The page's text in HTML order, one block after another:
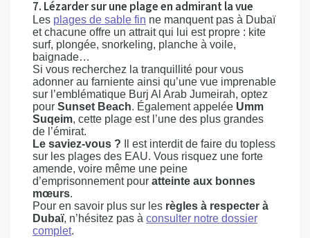
7. Lézarder sur une plage en admirant la vue
Les plages de sable fin ne manquent pas à Dubaï
et chacune offre un attrait qui lui est propre : kite
surf, plongée, snorkeling, planche à voile,
baignade…
Si vous recherchez la tranquillité pour vous
adonner au farniente ainsi qu’une vue imprenable
sur l’emblématique Burj Al Arab Jumeirah, optez
pour Sunset Beach. Également appelée Umm
Suqeim, cette plage est l’une des plus grandes
de l’émirat.
Le saviez-vous ?
Il est interdit de faire du topless
sur les plages des EAU. Vous risquez une forte
amende, voire même une peine
d’emprisonnement pour atteinte aux bonnes
mœurs.
Pour en savoir plus sur les règles à respecter à
Dubaï, n’hésitez pas à consulter notre dossier
complet.